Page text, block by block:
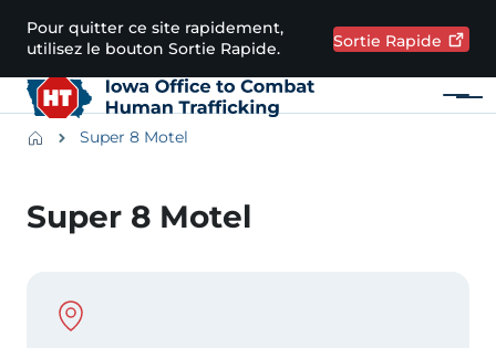
Passer au contenu principal
Pour quitter ce site rapidement,
utilisez le bouton Sortie Rapide.
Sortie Rapide
Menu
BreadcrumbsSuper 8 Motel
Super 8 Motel
Physical Location